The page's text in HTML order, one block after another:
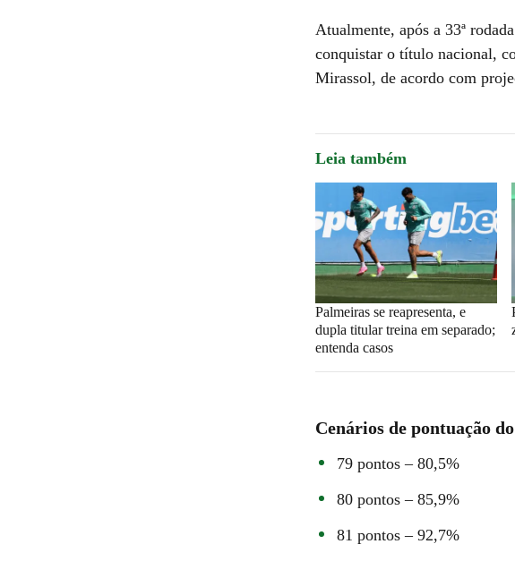
Atualmente, após a 33ª
conquistar o título nacional,
Mirassol, de acordo com
Leia também
Palmeiras se reapresenta, e
dupla titular treina em separado;
entenda casos
Cenários de pontuação
79 pontos – 80,5%
80 pontos – 85,9%
81 pontos – 92,7%